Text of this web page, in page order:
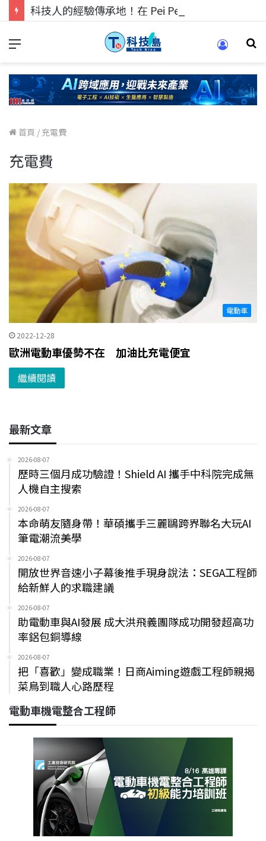
首頁 / 充電費
充電費
電動車
2022-12-28
歐洲電動車優勢不在 加油比充電便宜
繼續閱讀
最新文章
2026-08-07
歷時三個月成功驗證！Shield AI 攜手中科院完成無
人機自主搜索
2026-08-07
本命萌友隨身帶！華碩攜手三麗鷗跨界聯名大玩AI
筆電潮流美學
2026-08-07
開放世界音速小子幕後推手現身說法：SEGA工程師
給新鮮人的求職建議
2026-08-07
助電動車與AI發展 成大洪飛義團隊成功開發超高功
率鋁包銅導線
2026-08-07
把「喜歡」變成職業！日商Aiming遊戲工程師親揭
菜鳥到職人心路歷程
電動車機電整合工程師